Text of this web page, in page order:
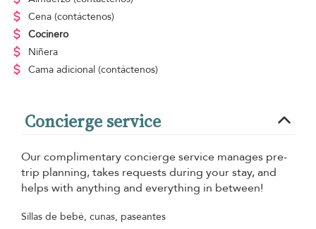
Cena (contáctenos)
Cocinero
Niñera
Cama adicional (contáctenos)
Concierge service
Our complimentary concierge service manages pre-
trip planning, takes requests during your stay, and
helps with anything and everything in between!
Sillas de bebé, cunas, paseantes